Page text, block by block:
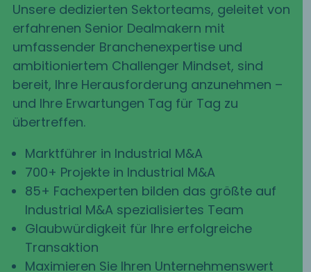
Unsere dedizierten Sektorteams, geleitet von
erfahrenen Senior Dealmakern mit
umfassender Branchenexpertise und
ambitioniertem Challenger Mindset, sind
bereit, Ihre Herausforderung anzunehmen –
und Ihre Erwartungen Tag für Tag zu
übertreffen.
Marktführer in Industrial M&A
700+ Projekte in Industrial M&A
85+ Fachexperten bilden das größte auf
Industrial M&A spezialisiertes Team
Glaubwürdigkeit für Ihre erfolgreiche
Transaktion
Maximieren Sie Ihren Unternehmenswert